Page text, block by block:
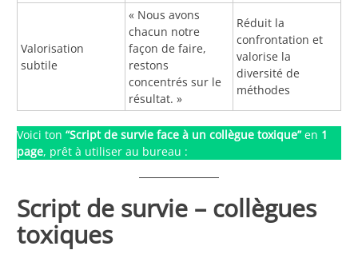
Valorisation
subtile
« Nous avons
chacun notre
façon de faire,
restons
concentrés sur le
résultat. »
Réduit la
confrontation et
valorise la
diversité de
méthodes
Voici ton “Script de survie face à un collègue toxique”en 1
page, prêt à utiliser au bureau :
Script de survie – collègues
toxiques